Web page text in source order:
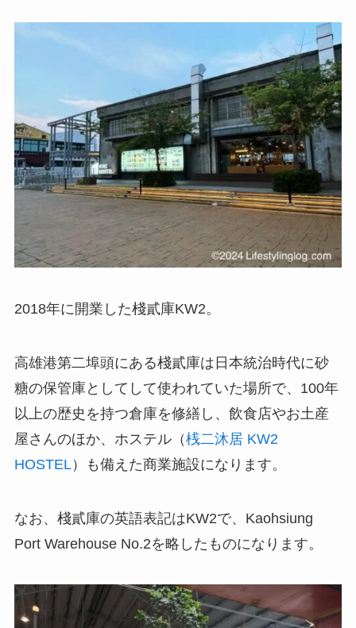
2018年に開業した棧貳庫KW2。
高雄港第二埠頭にある棧貳庫は日本統治時代に砂
糖の保管庫としてして使われていた場所で、 100年
以上の歴史を持つ倉庫を修繕し、飲食店やお土産
屋さんのほか、ホステル（桟二沐居 KW2
HOSTEL）も備えた商業施設になります。
なお、棧貳庫の英語表記はKW2で、Kaohsiung
Port Warehouse No.2を略したものになります。